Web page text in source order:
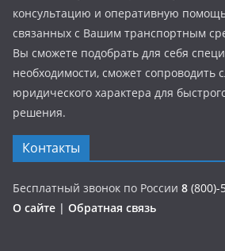
консультацию и оперативную
связанных с Вашим транспортным
Вы сможете подобрать для себя
необходимости, сможет сопроводить
юридического характера для
решения.
Контакты
Бесплатный звонок по России 8 (800)-
О сайте | Обратная связь